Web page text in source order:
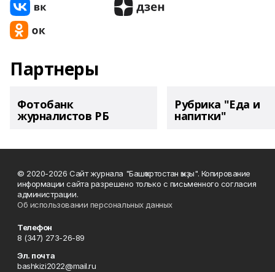
Партнеры
Фотобанк
журналистов РБ
Рубрика "Еда и
напитки"
© 2020-2026 Сайт журнала "Башҡортостан ҡыҙы". Копирование
информации сайта разрешено только с письменного согласия
администрации.
Об использовании персональных данных
Телефон
8 (347) 273-26-89
Эл. почта
bashkizi2022@mail.ru